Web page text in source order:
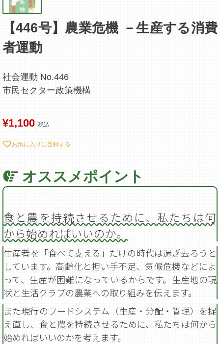
【446号】農業危機 －生産する消費
者運動
社会運動 No.446
市民セクター政策機構
お気に入りに登録する
¥1,100 税込
食と農を持続させるために、私たちは何
から始めればいいのか。
生産者を「食べて支える」だけの時代は過ぎ去ろうと
しています。高齢化と担い手不足、気候危機などによ
って、生産が困難になっているからです。生産地の現
状と生活クラブの農業への取り組みを伝えます。
また現行のフードシステム（生産・分配・管理）を捉
え直し、食と農を持続させるために、私たちは何から
始めればいいのかを考えます。